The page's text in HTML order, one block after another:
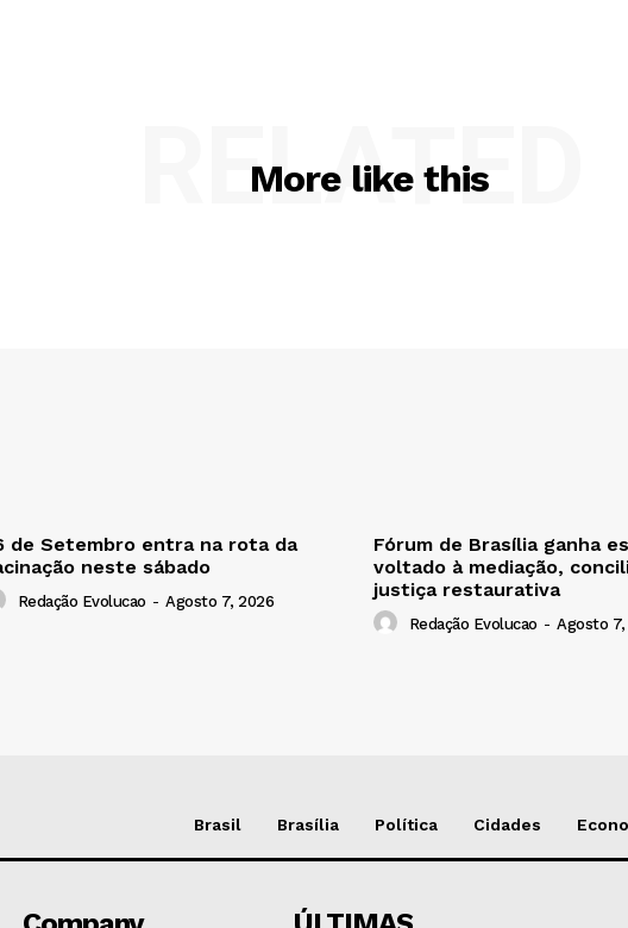
More like this
RELATED
de Setembro entra na rota da
neste sábado
Redação Evolucao - Agosto 7, 2026
Fórum de Brasília ganha
voltado à mediação,
justiça restaurativa
Redação Evolucao - Agosto
Brasil Brasília Política Cidades